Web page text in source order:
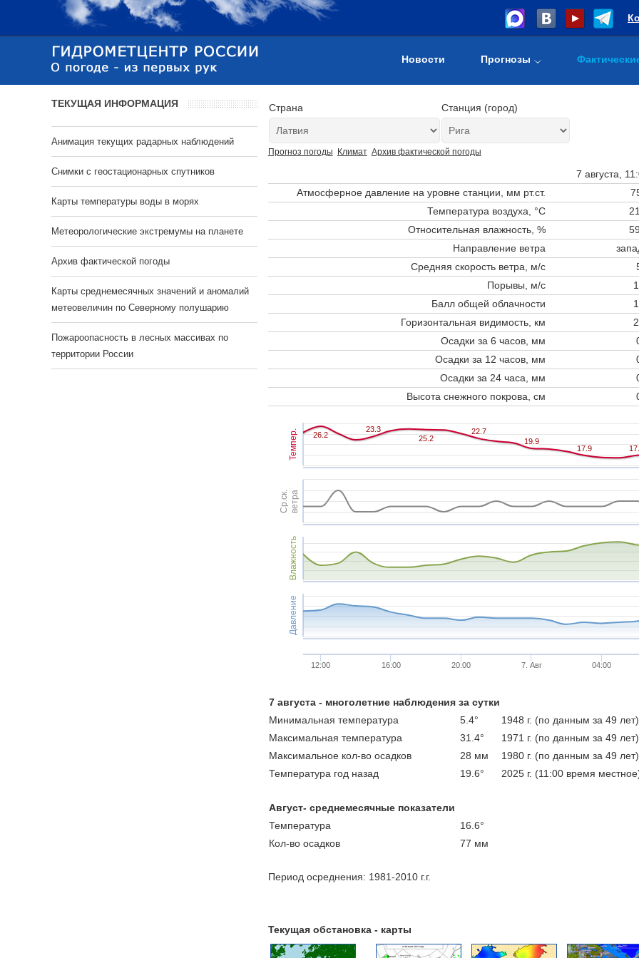
Новости Прогнозы
Страна Станция (город)
Прогноз погоды Климат Архив фактической погоды
7 августа,
Атмосферное давление на уровне станции, мм рт.ст.
Температура воздуха, °C
Относительная влажность, %
Направление ветра
Средняя скорость ветра, м/с
Порывы, м/с
Балл общей облачности
Горизонтальная видимость, км
Осадки за 6 часов, мм
Осадки за 12 часов, мм
Осадки за 24 часа, мм
Высота снежного покрова, см
Темпер.
Ср.ск.ветра
Влажность
Давление
26.2
26.2
23.3
23.3
25.2
25.2
22.7
22.7
19.9
19.9
17.9
17.9
12:00 16:00 20:00 7. Авг 04:00
7 августа - многолетние наблюдения за сутки
Минимальная температура
5.4°
1948 г. (по данным за 49 лет)
Максимальная температура
31.4°
1971 г. (по данным за 49 лет)
Максимальное кол-во осадков
28 мм
1980 г. (по данным за 49 лет)
Температура год назад
19.6° 2025 г. (11:00 время
Август- среднемесячные показатели
Температура
16.6°
Кол-во осадков
77 мм
Период осреднения: 1981-2010 г.г.
Текущая обстановка - карты
ТЕКУЩАЯ ИНФОРМАЦИЯ
Анимация текущих радарных наблюдений
Cнимки с геостационарных спутников
Карты температуры воды в морях
Метеорологические экстремумы на планете
Архив фактической погоды
Карты среднемесячных значений и аномалий
метеовеличин по Северному полушарию
Пожароопасность в лесных массивах по
территории России